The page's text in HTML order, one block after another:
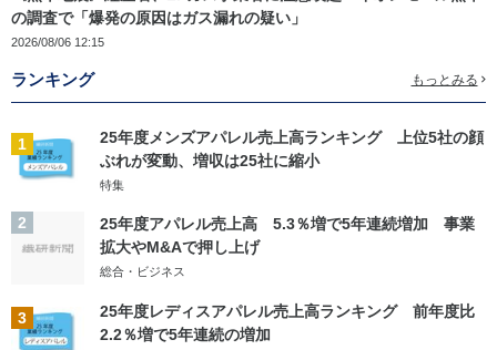
の調査で「爆発の原因はガス漏れの疑い」
2026/08/06 12:15
ランキング もっとみる
1
25年度メンズアパレル売上高ランキング 上位5社の顔
ぶれが変動、増収は25社に縮小
特集
2
25年度アパレル売上高 5.3％増で5年連続増加 事業
拡大やM&Aで押し上げ
総合・ビジネス
3
25年度レディスアパレル売上高ランキング 前年度比
2.2％増で5年連続の増加